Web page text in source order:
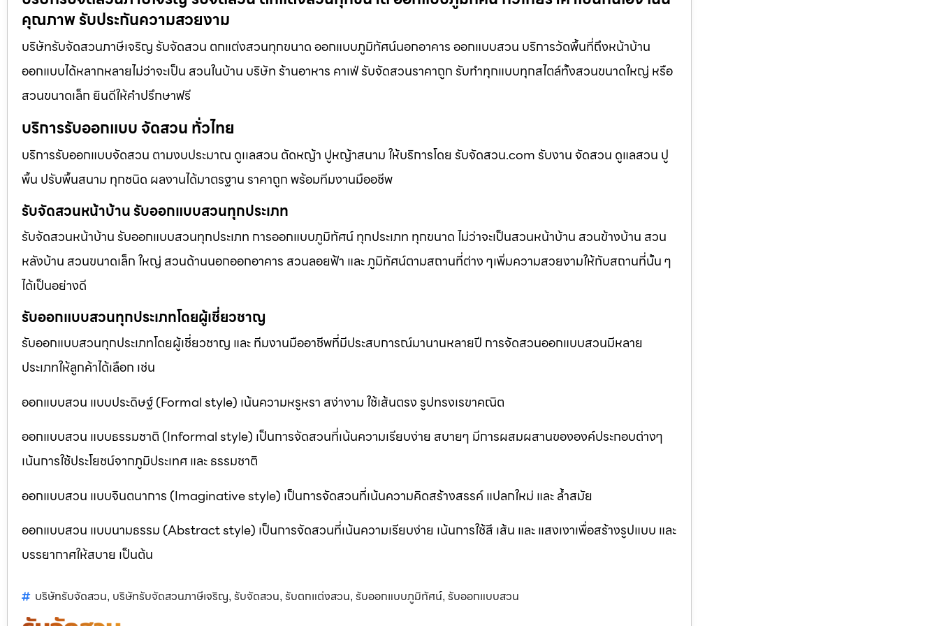
คุณภาพ รับประกันความสวยงาม
บริษัทรับจัดสวนภาษีเจริญ รับจัดสวน ตกแต่งสวนทุกขนาด ออกแบบภูมิทัศน์นอกอาคาร ออกแบบสวน บริการวัดพื้นที่ถึงหน้าบ้าน
ออกแบบได้หลากหลายไม่ว่าจะเป็น สวนในบ้าน บริษัท ร้านอาหาร คาเฟ่ รับจัดสวนราคาถูก รับทำทุกแบบทุกสไตล์ทั้งสวนขนาดใหญ่ หรือ
สวนขนาดเล็ก ยินดีให้คำปรึกษาฟรี
บริการรับออกแบบ จัดสวน ทั่วไทย
บริการรับออกแบบจัดสวน ตามงบประมาณ ดูเเลสวน ตัดหญ้า ปูหญ้าสนาม ให้บริการโดย รับจัดสวน.com รับงาน จัดสวน ดูแลสวน ปู
พื้น ปรับพื้นสนาม ทุกชนิด ผลงานได้มาตรฐาน ราคาถูก พร้อมทีมงานมืออชีพ
รับจัดสวนหน้าบ้าน รับออกแบบสวนทุกประเภท
รับจัดสวนหน้าบ้าน รับออกแบบสวนทุกประเภท การออกแบบภูมิทัศน์ ทุกประเภท ทุกขนาด ไม่ว่าจะเป็นสวนหน้าบ้าน สวนข้างบ้าน สวน
หลังบ้าน สวนขนาดเล็ก ใหญ่ สวนด้านนอกออกอาคาร สวนลอยฟ้า และ ภูมิทัศน์ตามสถานที่ต่าง ๆเพิ่มความสวยงามให้กับสถานที่นั้น ๆ
ได้เป็นอย่างดี
รับออกแบบสวนทุกประเภทโดยผู้เชี่ยวชาญ
รับออกแบบสวนทุกประเภทโดยผู้เชี่ยวชาญ และ ทีมงานมืออาชีพที่มีประสบการณ์มานานหลายปี การจัดสวนออกแบบสวนมีหลาย
ประเภทให้ลูกค้าได้เลือก เช่น
ออกแบบสวน แบบประดิษฐ์ (Formal style) เน้นความหรูหรา สง่างาม ใช้เส้นตรง รูปทรงเรขาคณิต
ออกแบบสวน แบบธรรมชาติ (Informal style) เป็นการจัดสวนที่เน้นความเรียบง่าย สบายๆ มีการผสมผสานขององค์ประกอบต่างๆ
เน้นการใช้ประโยชน์จากภูมิประเทศ และ ธรรมชาติ
ออกแบบสวน แบบจินตนาการ (Imaginative style) เป็นการจัดสวนที่เน้นความคิดสร้างสรรค์ แปลกใหม่ และ ล้ำสมัย
ออกแบบสวน แบบนามธรรม (Abstract style) เป็นการจัดสวนที่เน้นความเรียบง่าย เน้นการใช้สี เส้น และ แสงเงาเพื่อสร้างรูปแบบ และ
บรรยากาศให้สบาย เป็นต้น
บริษัทรับจัดสวน, บริษัทรับจัดสวนภาษีเจริญ, รับจัดสวน, รับตกแต่งสวน, รับออกแบบภูมิทัศน์, รับออกแบบสวน